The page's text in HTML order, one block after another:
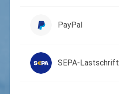
PayPal
SEPA-Lastschrift